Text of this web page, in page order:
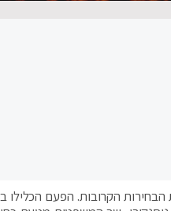
הקרובות. הפעם